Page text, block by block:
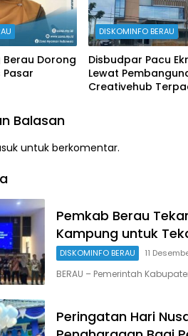
Dorong
Pasar
DISKOMINFO BERAU
Disbudpar Pacu
Lewat
Creativehub
Balasan
untuk berkomentar.
Pemkab Berau
Kampung untuk
DISKOMINFO BERAU 11
BERAU – Pemerintah
Peringatan Hari